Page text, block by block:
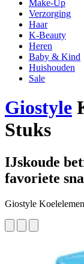
Make-Up
Verzorging
Haar
K-Beauty
Heren
Baby & Kind
Huishouden
Sale
Giostyle
Stuks
IJskoude
favoriete
Giostyle